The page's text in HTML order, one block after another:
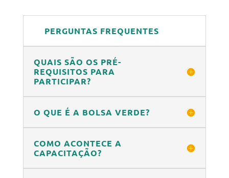
PERGUNTAS FREQUENTES
QUAIS SÃO OS PRÉ-
REQUISITOS PARA
PARTICIPAR?
O QUE É A BOLSA VERDE?
COMO ACONTECE A
CAPACITAÇÃO?